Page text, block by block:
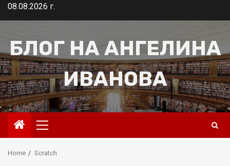
Skip08.08.2026 г.
БЛОГ НА АНГЕЛИНА
ИВАНОВА
Primary
Menu
Home Scratch